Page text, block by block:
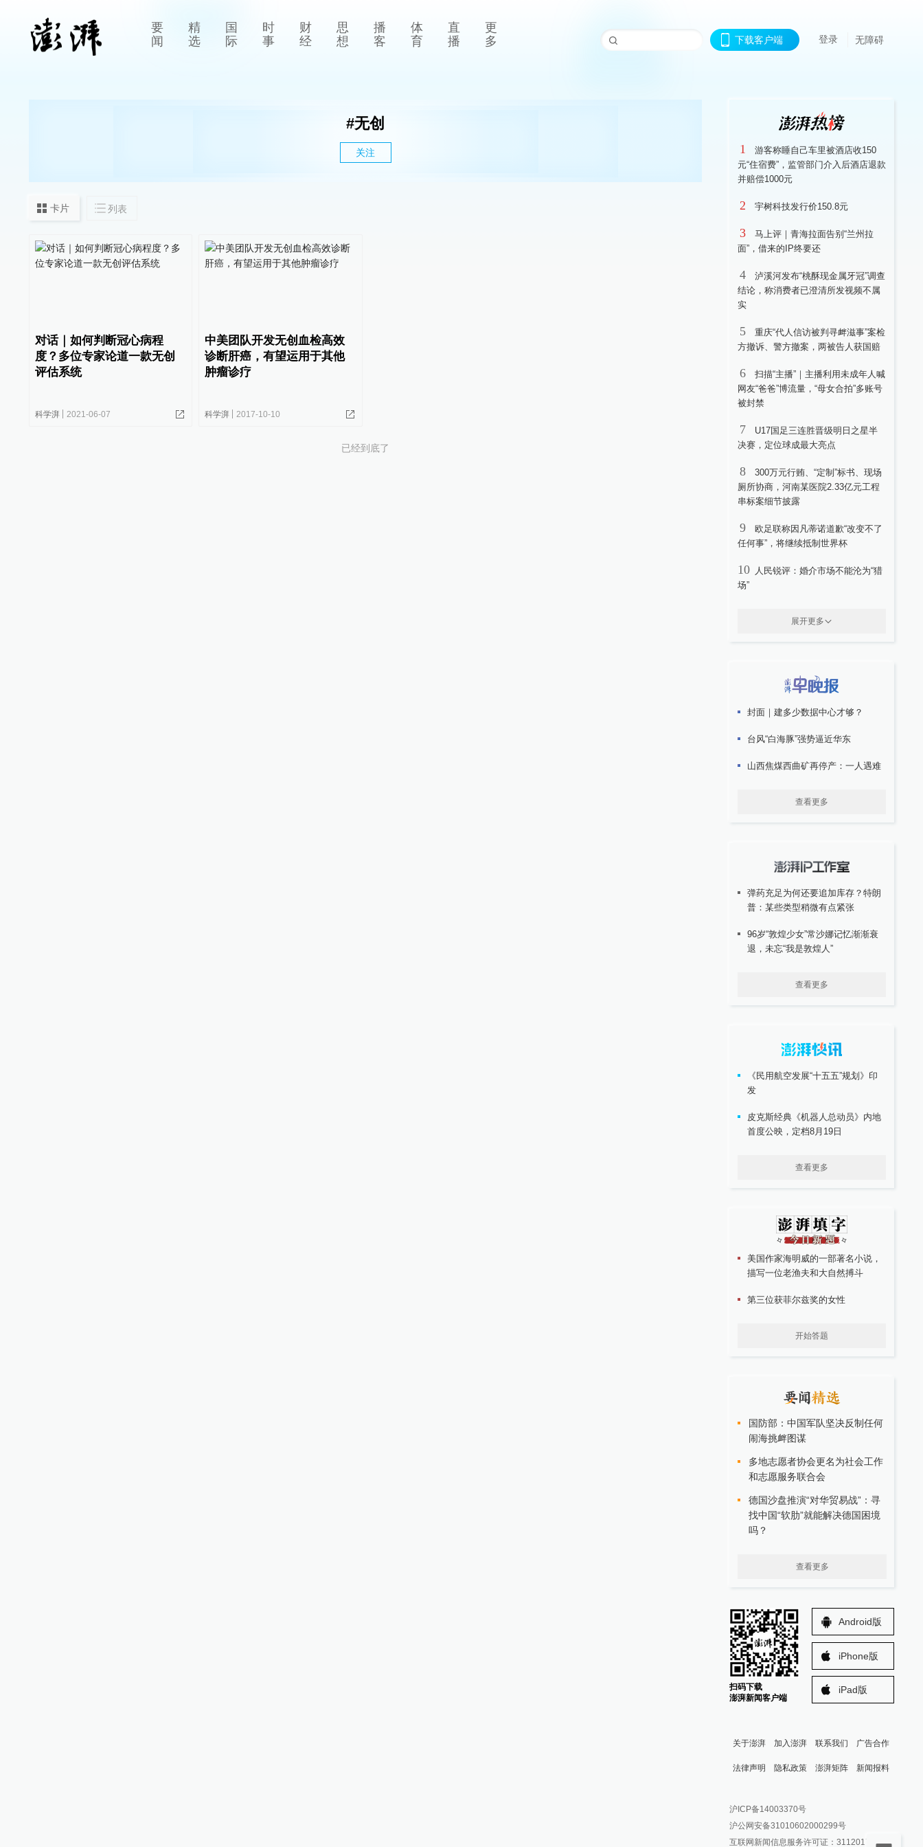
要
闻
精
选
国
际
时
事
财
经
思
想
播
客
体
育
直
播
更
多
下载客户端 登录 无障碍
#无创
关注
卡片 列表
对话｜如何判断冠心病程
度？多位专家论道一款无创
评估系统
科学湃 2021-06-07
中美团队开发无创血检高效
诊断肝癌，有望运用于其他
肿瘤诊疗
科学湃 2017-10-10
已经到底了
1
游客称睡自己车里被酒店收150
元“住宿费”，监管部门介入后酒店退款
并赔偿1000元
2 宇树科技发行价150.8元
3
马上评｜青海拉面告别“兰州拉
面”，借来的IP终要还
4
泸溪河发布“桃酥现金属牙冠”调查
结论，称消费者已澄清所发视频不属
实
5
重庆“代人信访被判寻衅滋事”案检
方撤诉、警方撤案，两被告人获国赔
6
扫描“主播”｜主播利用未成年人喊
网友“爸爸”博流量，“母女合拍”多账号
被封禁
7
U17国足三连胜晋级明日之星半
决赛，定位球成最大亮点
8
300万元行贿、“定制”标书、现场
厕所协商，河南某医院2.33亿元工程
串标案细节披露
9
欧足联称因凡蒂诺道歉“改变不了
任何事”，将继续抵制世界杯
10 人民锐评：婚介市场不能沦为“猎
场”
展开更多
封面｜建多少数据中心才够？
台风“白海豚”强势逼近华东
山西焦煤西曲矿再停产：一人遇难
查看更多
弹药充足为何还要追加库存？特朗
普：某些类型稍微有点紧张
96岁“敦煌少女”常沙娜记忆渐渐衰
退，未忘“我是敦煌人”
查看更多
《民用航空发展“十五五”规划》印
发
皮克斯经典《机器人总动员》内地
首度公映，定档8月19日
查看更多
美国作家海明威的一部著名小说，
描写一位老渔夫和大自然搏斗
第三位获菲尔兹奖的女性
开始答题
国防部：中国军队坚决反制任何
闹海挑衅图谋
多地志愿者协会更名为社会工作
和志愿服务联合会
德国沙盘推演“对华贸易战”：寻
找中国“软肋”就能解决德国困境
吗？
查看更多
扫码下载
澎湃新闻客户端
Android版
iPhone版
iPad版
关于澎湃 加入澎湃 联系我们 广告合作
法律声明 隐私政策 澎湃矩阵
澎湃新闻公众号
澎湃新闻抖音号
新闻报料
报料邮箱: news@thepaper.cn
沪ICP备14003370号
沪公网安备31010602000299号
互联网新闻信息服务许可证：31120170006